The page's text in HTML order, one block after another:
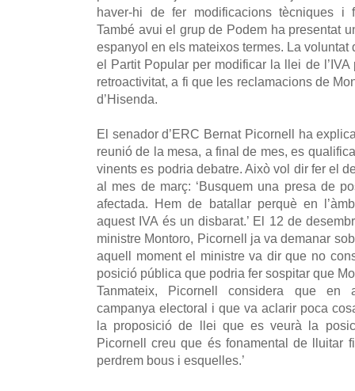
haver-hi de fer modificacions tècniques i
També avui el grup de Podem ha presentat
espanyol en els mateixos termes. La voluntat
el Partit Popular per modificar la llei de
retroactivitat, a fi que les reclamacions de
d’Hisenda.
El senador d’ERC Bernat Picornell ha
reunió de la mesa, a final de mes, es
vinents es podria debatre. Això vol dir fer el
al mes de març: ‘Busquem una presa de
afectada. Hem de batallar perquè en
aquest IVA és un disbarat.’ El 12 de
ministre Montoro, Picornell ja va demanar
aquell moment el ministre va dir que no
posició pública que podria fer sospitar que
Tanmateix, Picornell considera que en
campanya electoral i que va aclarir poca
la proposició de llei que es veurà la
Picornell creu que és fonamental de lluitar
perdrem bous i esquelles.’